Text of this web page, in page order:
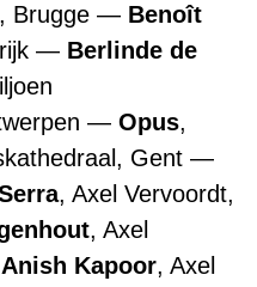
Brugge
Benoît
Berlinde de
Opus,
Gent
, Axel Vervoordt,
, Axel
Anish Kapoor, Axel